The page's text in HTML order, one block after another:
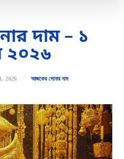
দাম – ১
২০২৬
2026 আজকের সোনার দাম